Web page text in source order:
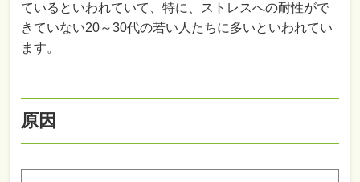
ているといわれていて、特に、 ストレスへの耐性がで
きていない20～30代の若い人たちに多いといわれてい
ます。
原因